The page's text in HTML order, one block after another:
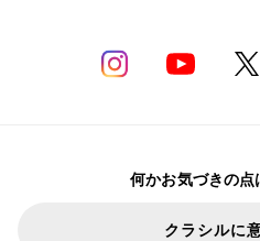
何かお気づきの点
クラシルに